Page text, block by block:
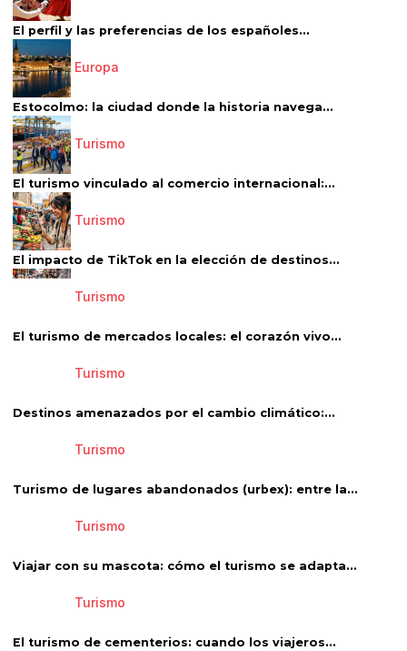
El perfil y las preferencias de los españoles...
Europa
Estocolmo: la ciudad donde la historia navega...
Turismo
El turismo vinculado al comercio internacional:...
Turismo
El impacto de TikTok en la elección de destinos...
Turismo
El turismo de mercados locales: el corazón vivo...
Turismo
Destinos amenazados por el cambio climático:...
Turismo
Turismo de lugares abandonados (urbex): entre la...
Turismo
Viajar con su mascota: cómo el turismo se adapta...
Turismo
El turismo de cementerios: cuando los viajeros...